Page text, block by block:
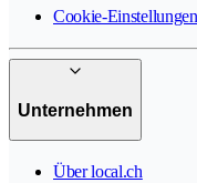
Cookie-Einstellungen
Unternehmen
Über local.ch